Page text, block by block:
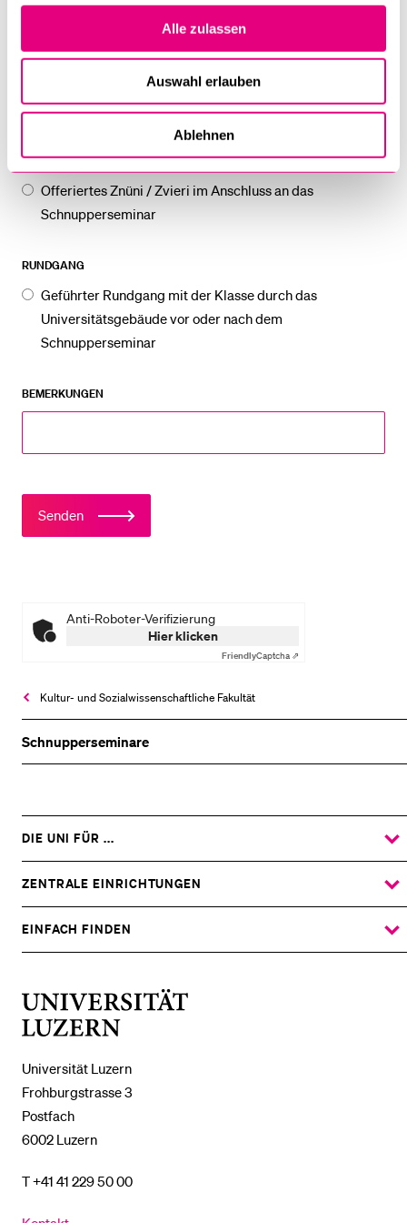
Alle zulassen
Auswahl erlauben
Ablehnen
Kultur- und Sozial­wissenschaftliche Fakultät
Schnupperseminare
Philosophie: Wem gehören deine Daten?
Politikwissenschaft: Wahl- und Stimmrechte mit 16?
Soziologie: Unser Leben digital: Zur Wirkweise von
sozialen Netzwerkplattformen
IMBISS
Offeriertes Znüni / Zvieri im Anschluss an das
Schnupperseminar
RUNDGANG
Geführter Rundgang mit der Klasse durch das
Universitätsgebäude vor oder nach dem
Schnupperseminar
BEMERKUNGEN
Senden
Anti-Roboter-Verifizierung
Hier klicken
FriendlyCaptcha ⇗
Universität Luzern
Frohburgstrasse 3
Postfach
6002 Luzern
T +41 41 229 50 00
DIE UNI FÜR ...
ZEIGE
DAS
UNTERMENÜ
ZENTRALE EINRICHTUNGEN
ZEIGE
DAS
UNTERMENÜ
EINFACH FINDEN
ZEIGE
DAS